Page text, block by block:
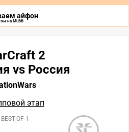
айфон
на MLBB
2
vs Россия
этап
BEST-OF-1